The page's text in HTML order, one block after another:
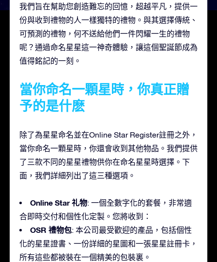
我們旨在幫助您創造難忘的回憶，超越平凡，提供一
份與收到禮物的人一樣獨特的禮物。與其選擇傳統、
可預測的禮物，何不送給他們一件閃耀一生的禮物
呢？通過命名星星這一神奇體驗，讓這個聖誕節成為
值得銘記的一刻。
當你命名一顆星時，你真正贈
予的是什麽
除了為星星命名並在Online Star Register註冊之外，
當你命名一顆星時，你還會收到其他物品。我們提供
了三款不同的星星禮物供你在命名星星時選擇。下
面，我們詳細列出了這三種選項。
Online Star 礼物: 一個全數字化的套餐，非常適
合即時交付和個性化定製。您將收到：
OSR 禮物包: 本公司最受歡迎的產品，包括個性
化的星星證書、一份詳細的星圖和一張星星註冊卡，
所有這些都被裝在一個精美的包裝裏。